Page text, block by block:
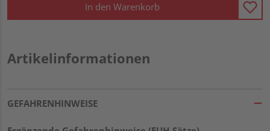
In den Warenkorb
Artikelinformationen
GEFAHRENHINWEISE